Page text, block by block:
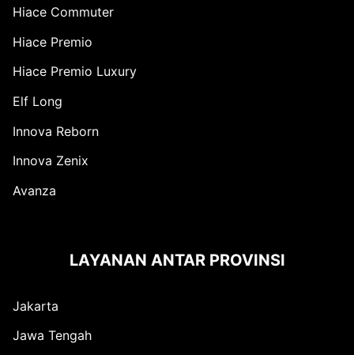
Hiace Commuter
Hiace Premio
Hiace Premio Luxury
Elf Long
Innova Reborn
Innova Zenix
Avanza
LAYANAN ANTAR PROVINSI
Jakarta
Jawa Tengah